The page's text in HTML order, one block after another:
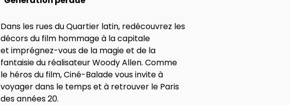
Dans les rues du Quartier latin, redécouvrez les
décors du film hommage à la capitale
et imprégnez-vous de la magie et de la
fantaisie du réalisateur Woody Allen. Comme
le héros du film, Ciné-Balade vous invite à
voyager dans le temps et à retrouver le Paris
des années 20.